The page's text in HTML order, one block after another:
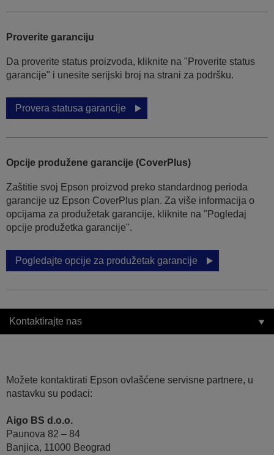
Proverite garanciju
Da proverite status proizvoda, kliknite na "Proverite status
garancije" i unesite serijski broj na strani za podršku.
Provera statusa garancije
Opcije produžene garancije (CoverPlus)
Zaštitie svoj Epson proizvod preko standardnog perioda
garancije uz Epson CoverPlus plan. Za više informacija o
opcijama za produžetak garancije, kliknite na "Pogledaj
opcije produžetka garancije".
Pogledajte opcije za produžetak garancije
Kontaktirajte nas
Možete kontaktirati Epson ovlašćene servisne partnere, u
nastavku su podaci:
Aigo BS d.o.o.
Paunova 82 – 84
Banjica, 11000 Beograd